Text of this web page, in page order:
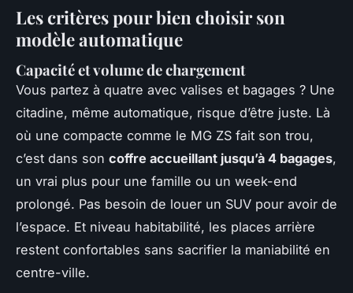
Les critères pour bien choisir son
modèle automatique
Capacité et volume de chargement
Vous partez à quatre avec valises et bagages ? Une
citadine, même automatique, risque d’être juste. Là
où une compacte comme le MG ZS fait son trou,
c’est dans son coffre accueillant jusqu’à 4 bagages,
un vrai plus pour une famille ou un week-end
prolongé. Pas besoin de louer un SUV pour avoir de
l’espace. Et niveau habitabilité, les places arrière
restent confortables sans sacrifier la maniabilité en
centre-ville.